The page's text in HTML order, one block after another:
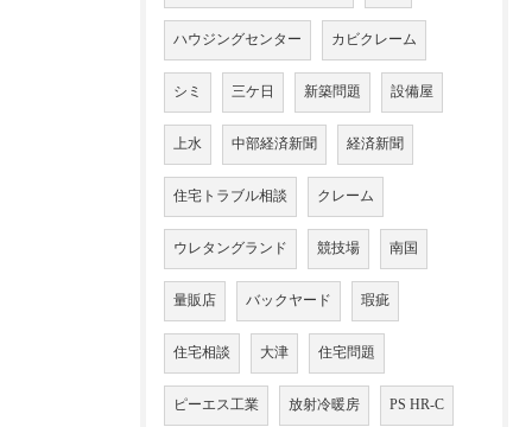
ハウジングセンター カビクレーム
シミ 三ケ日 新築問題 設備屋
上水 中部経済新聞 経済新聞
住宅トラブル相談 クレーム
ウレタングランド 競技場 南国
量販店 バックヤード 瑕疵
住宅相談 大津 住宅問題
ピーエス工業 放射冷暖房 PS HR-C